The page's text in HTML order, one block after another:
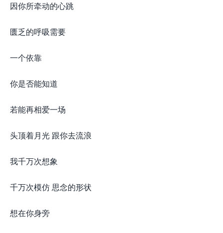
因你所牵动的心跳
匮乏的呼吸需要
一个依靠
你是否能知道
若能再相爱一场
头顶着月光 跟你去流浪
我千万次想象
千万次模仿 思念的形状
想在你身旁